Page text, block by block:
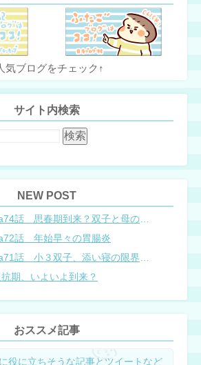
気ブログをチェック↑
サイト内検索
NEW POST
Genki Mama74話 思春期到来？双子と母のバトル
話 年始早々の胃腸炎
期、いよいよ到来？
おススメ記事
役に立ちそうな記事とツイートなど